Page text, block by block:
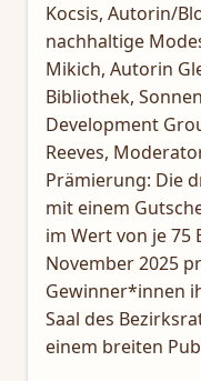
Kocsis, Autorin/
nachhaltige
Mikich, Autorin
Bibliothek,
Development
Reeves,
Prämierung: Die
mit einem
im Wert von je 75
November 2025
Gewinner*innen
Saal des
einem breiten